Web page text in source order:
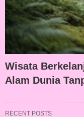
Wisata
Alam Dunia
RECENT POSTS